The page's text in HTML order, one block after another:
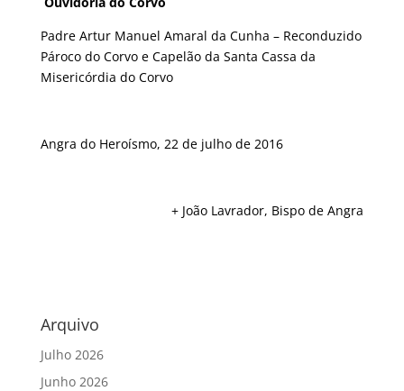
Padre Artur Manuel Amaral da Cunha – Reconduzido
Pároco do Corvo e Capelão da Santa Cassa da
Misericórdia do Corvo
Angra do Heroísmo, 22 de julho de 2016
+ João Lavrador, Bispo de Angra
Arquivo
Julho 2026
Junho 2026